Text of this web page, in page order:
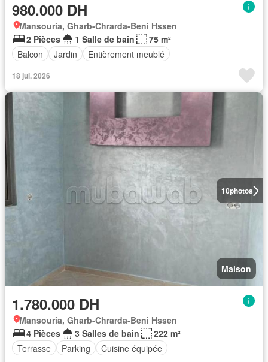
980.000 DH
Mansouria, Gharb-Chrarda-Beni Hssen
2 Pièces
1 Salle de bain
75 m²
Balcon
Jardin Entièrement meublé
18 jui. 2026
10photos
Maison
1.780.000 DH
Mansouria, Gharb-Chrarda-Beni Hssen
4 Pièces
3 Salles de bain
222 m²
Terrasse
Parking Cuisine équipée